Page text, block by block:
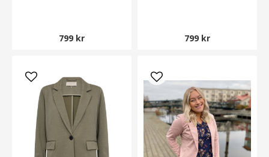
799 kr 799 kr